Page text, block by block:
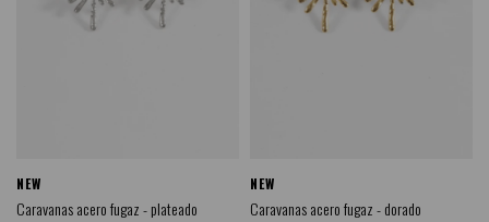
NEW
Caravanas acero fugaz - plateado
NEW
Caravanas acero fugaz - dorado